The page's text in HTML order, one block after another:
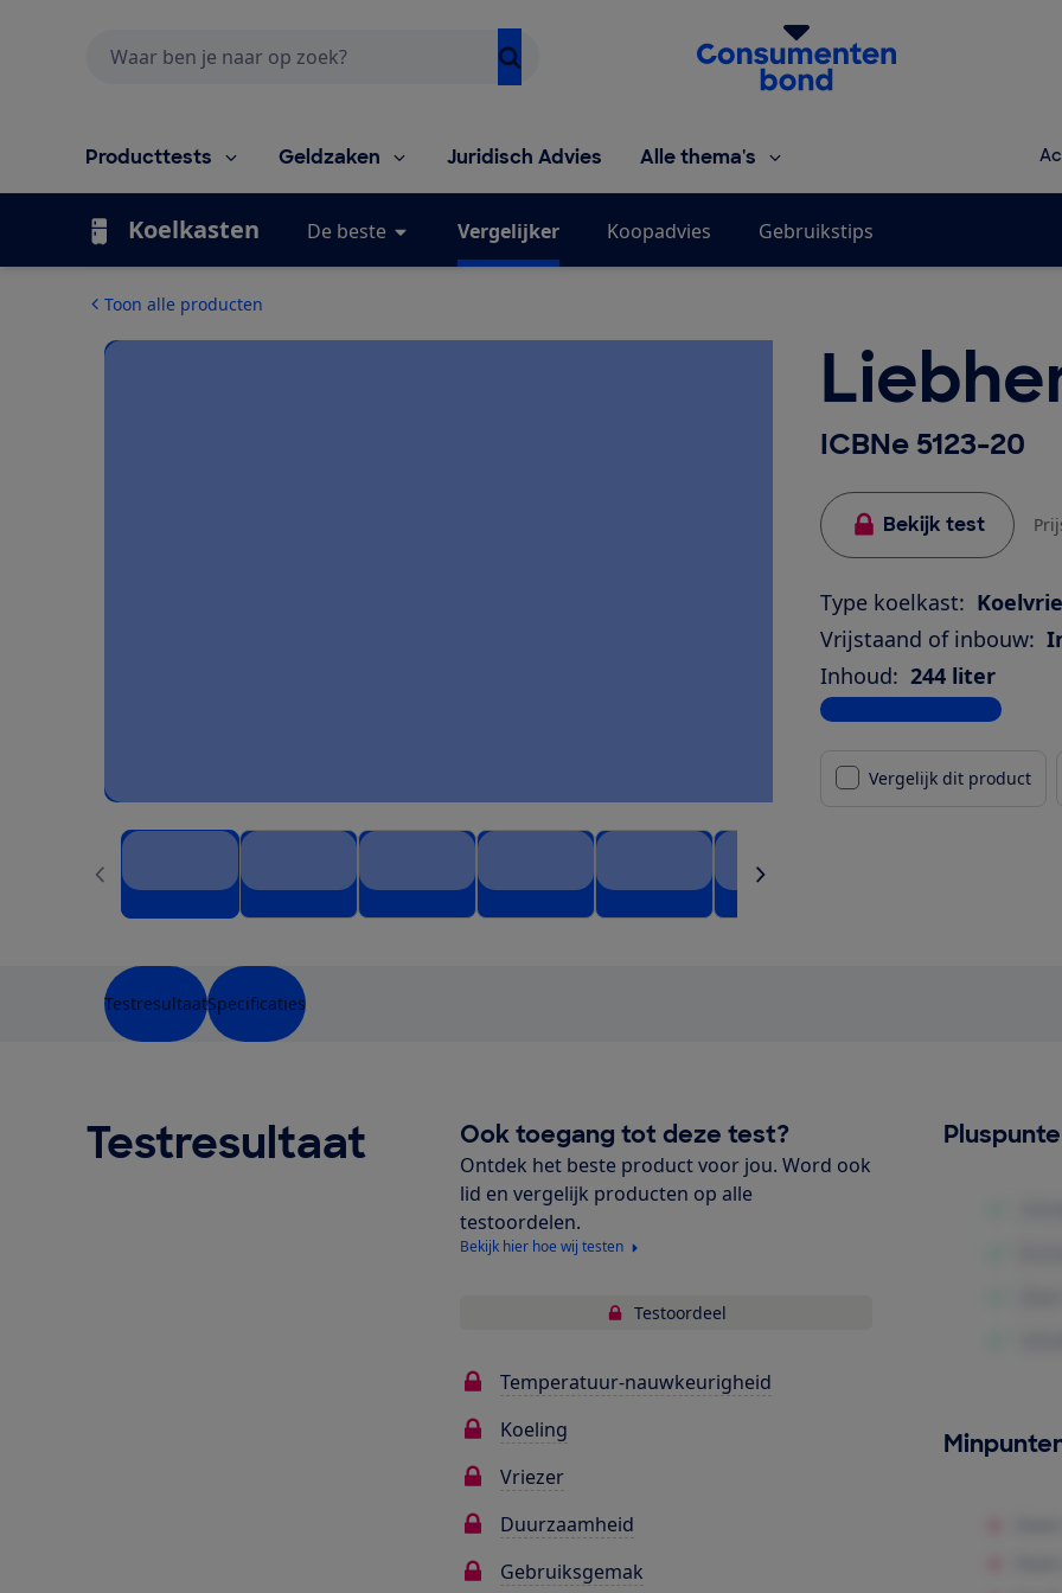
Homepage van de Consumentenbond
Producttests Geldzaken Juridisch Advies Alle thema's
Koelkasten De beste Vergelijker Koopadvies Gebruikstips
Toon alle producten
ICBNe 5123-20
Bekijk test
Type koelkast:
Vrijstaand of inbouw:
Inhoud: 244 liter
Bekijk alle specificaties
Vergelijk dit product
TestresultaatSpecificaties
Testresultaat Ook toegang tot deze test?
Ontdek het beste product voor jou. Word ook
lid en vergelijk producten op alle
testoordelen.
Bekijk hier hoe wij testen
Testoordeel
Temperatuur-nauwkeurigheid
Koeling
Vriezer
Duurzaamheid
Gebruiksgemak